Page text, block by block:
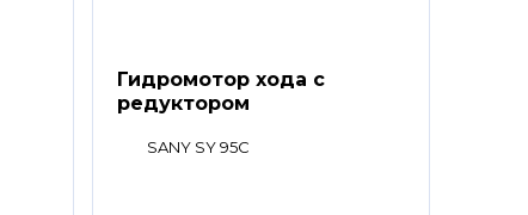
Гидромотор хода с
редуктором
SANY SY 95C